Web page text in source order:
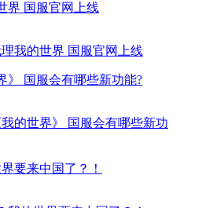
界 国服官网上线
》 国服会有哪些新功能?
要来中国了？！